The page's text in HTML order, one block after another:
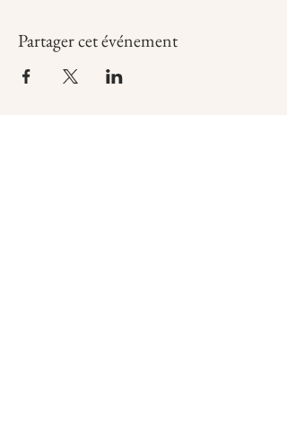
Partager cet événement